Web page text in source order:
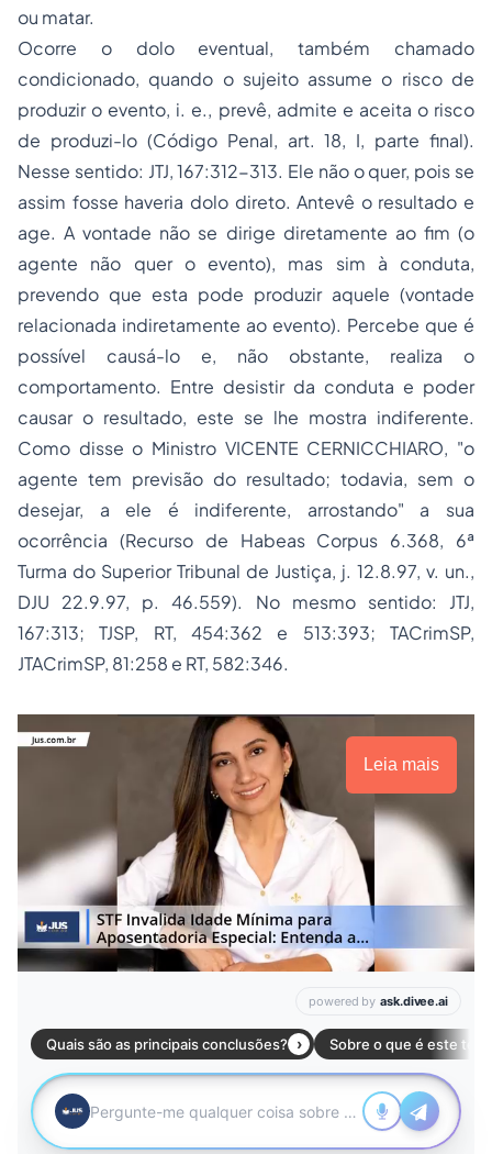
ou matar.
Ocorre o dolo eventual, também chamado
condicionado, quando o sujeito assume o risco de
produzir o evento, i. e., prevê, admite e aceita o risco
de produzi-lo (Código Penal, art. 18, I, parte final).
Nesse sentido: JTJ, 167:312-313. Ele não o quer, pois se
assim fosse haveria dolo direto. Antevê o resultado e
age. A vontade não se dirige diretamente ao fim (o
agente não quer o evento), mas sim à conduta,
prevendo que esta pode produzir aquele (vontade
relacionada indiretamente ao evento). Percebe que é
possível causá-lo e, não obstante, realiza o
comportamento. Entre desistir da conduta e poder
causar o resultado, este se lhe mostra indiferente.
Como disse o Ministro VICENTE CERNICCHIARO, "o
agente tem previsão do resultado; todavia, sem o
desejar, a ele é indiferente, arrostando" a sua
ocorrência (Recurso de Habeas Corpus 6.368, 6ª
Turma do Superior Tribunal de Justiça, j. 12.8.97, v. un.,
DJU 22.9.97, p. 46.559). No mesmo sentido: JTJ,
167:313; TJSP, RT, 454:362 e 513:393; TACrimSP,
JTACrimSP, 81:258 e RT, 582:346.
Leia mais